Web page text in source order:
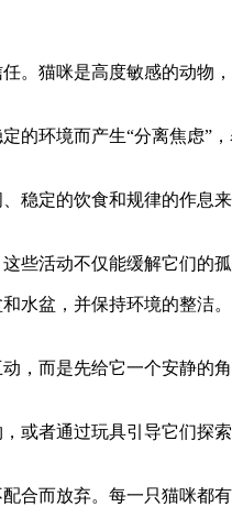
。猫咪是高度敏感的动物
的环境而产生“分离焦虑”
稳定的饮食和规律的作息
活动不仅能缓解它们的
盆，并保持环境的整洁
，而是先给它一个安静的
或者通过玩具引导它们探
合而放弃。每一只猫咪都